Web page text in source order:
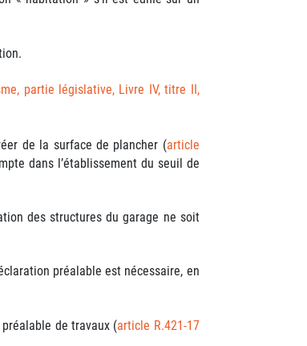
partie législative, Livre IV, titre II,
de la surface de plancher (article
dans l’établissement du seuil de
des structures du garage ne soit
préalable est nécessaire, en
de travaux (article R.421-17